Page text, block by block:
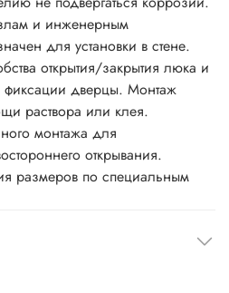
и инженерным
для установки в стене.
открытия/закрытия люка и
дверцы. Монтаж
раствора или клея.
монтажа для
открывания.
размеров по специальным